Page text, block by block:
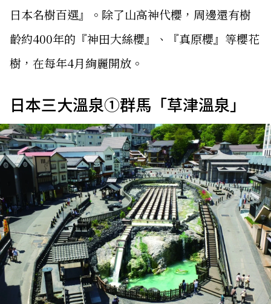
日本名樹百選』。除了山高神代櫻，周邊還有樹
齡約400年的『神田大絲櫻』、『真原櫻』等櫻花
樹，在每年4月絢麗開放。
日本三大溫泉①群馬「草津溫泉」